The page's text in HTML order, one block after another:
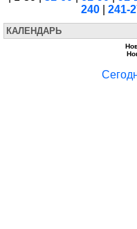
240
241-
КАЛЕНДАРЬ